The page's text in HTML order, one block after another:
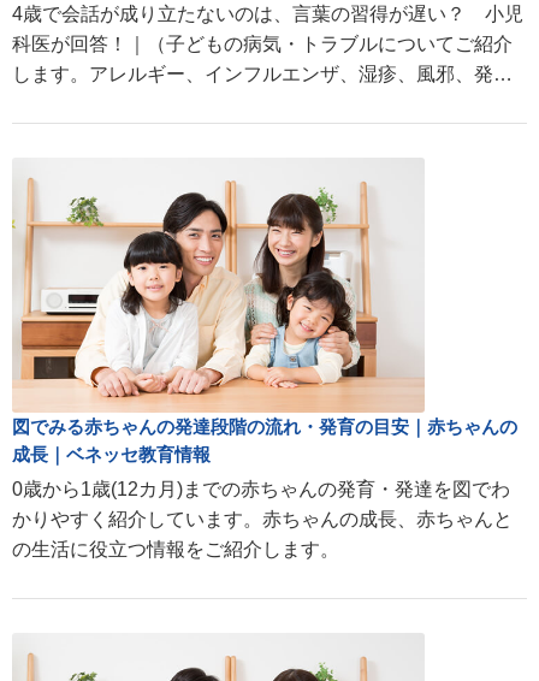
4歳で会話が成り立たないのは、言葉の習得が遅い？ 小児
科医が回答！｜（子どもの病気・トラブルについてご紹介
します。アレルギー、インフルエンザ、湿疹、風邪、発熱
図でみる赤ちゃんの発達段階の流れ・発育の目安｜赤ちゃんの
成長｜ベネッセ教育情報
0歳から1歳(12カ月)までの赤ちゃんの発育・発達を図でわ
かりやすく紹介しています。赤ちゃんの成長、赤ちゃんと
の生活に役立つ情報をご紹介します。